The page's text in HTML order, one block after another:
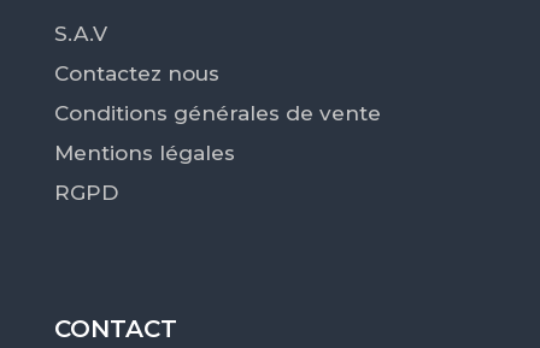
S.A.V
Contactez nous
Conditions générales de vente
Mentions légales
RGPD
CONTACT